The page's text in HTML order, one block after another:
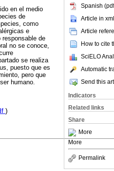
Spanish
Article in
Article
How to cite
SciELO
Automatic
Send this
Indicators
Related links
Share
More
More
Permalink
en el medio
de
como
e
de
no se conoce,
se realiza
puesto que es
pero que
humano.
)